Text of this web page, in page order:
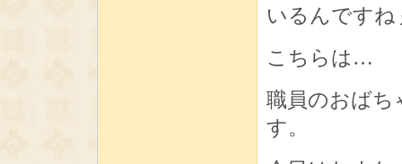
いるんですね
こちらは…
職員のおばち
す。